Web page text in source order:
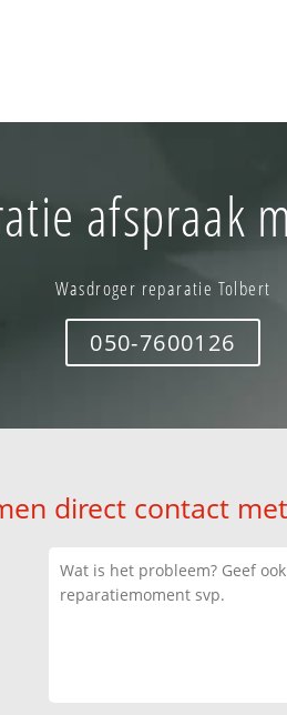
afspraak
Wasdroger reparatie Tolbert
050-7600126
direct contact